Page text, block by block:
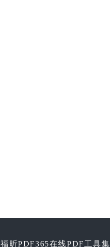
福昕PDF365在线PDF工具集